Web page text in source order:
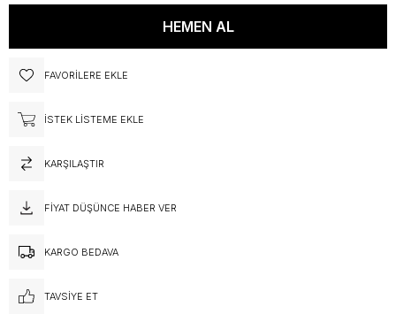
FAVORILERE EKLE
İSTEK LISTEME EKLE
KARŞILAŞTIR
FIYAT DÜŞÜNCE HABER VER
KARGO BEDAVA
TAVSIYE ET